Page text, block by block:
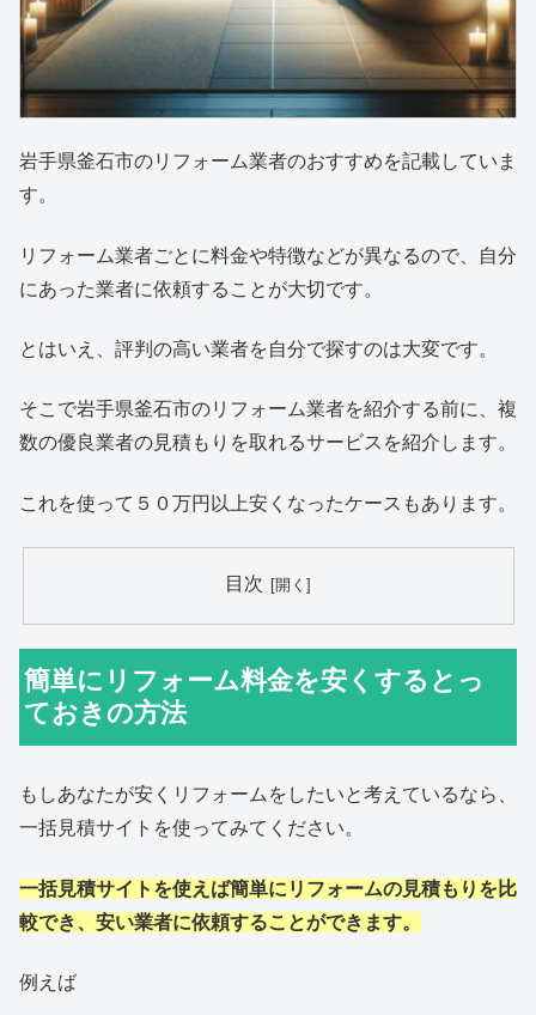
岩手県釜石市のリフォーム業者のおすすめを記載していま
す。
リフォーム業者ごとに料金や特徴などが異なるので、自分
にあった業者に依頼することが大切です。
とはいえ、評判の高い業者を自分で探すのは大変です。
そこで岩手県釜石市のリフォーム業者を紹介する前に、複
数の優良業者の見積もりを取れるサービスを紹介します。
これを使って５０万円以上安くなったケースもあります。
目次
簡単にリフォーム料金を安くするとっ
ておきの方法
もしあなたが安くリフォームをしたいと考えているなら、
一括見積サイトを使ってみてください。
一括見積サイトを使えば簡単にリフォームの見積もりを比
較でき、安い業者に依頼することができます。
例えば